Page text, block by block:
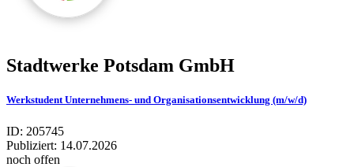
Stadt­werke Pots­dam GmbH
Werkstudent Unternehmens- und Organisationsentwicklung (m/w/d)
ID: 205745
Publiziert: 14.07.2026
noch offen